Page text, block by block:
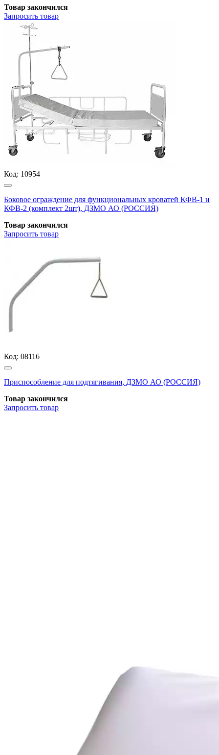
Товар закончился
Запросить товар
Код: 10954
Боковое ограждение для функциональных кроватей КФВ-1 и
КФВ-2 (комплект 2шт), ДЗМО АО (РОССИЯ)
Товар закончился
Запросить товар
Код: 08116
Приспособление для подтягивания, ДЗМО АО (РОССИЯ)
Товар закончился
Запросить товар